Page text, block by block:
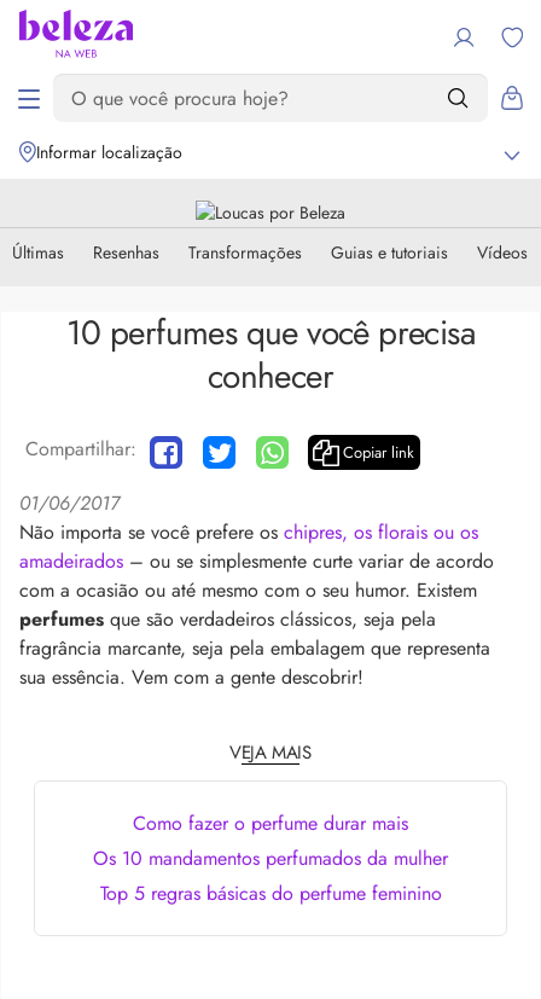
Informar localização
Últimas Resenhas Transformações Guias e tutoriais Vídeos
10 perfumes que você precisa
conhecer
Compartilhar: Copiar link
01/06/2017
Não importa se você prefere os chipres, os florais ou os
amadeirados – ou se simplesmente curte variar de acordo
com a ocasião ou até mesmo com o seu humor. Existem
perfumes que são verdadeiros clássicos, seja pela
fragrância marcante, seja pela embalagem que representa
sua essência. Vem com a gente descobrir!
VEJA MAIS
Como fazer o perfume durar mais
Os 10 mandamentos perfumados da mulher
Top 5 regras básicas do perfume feminino